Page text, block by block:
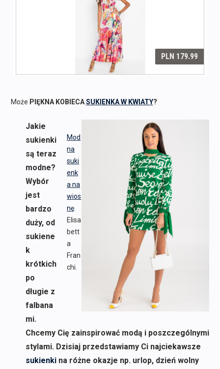
Może PIĘKNA KOBIECASUKIENKA W KWIATY?
Mod
na
suki
enk
a na
wios
nę
Elisa
bett
a
Fran
chi.
Jakie
sukienki
są teraz
modne?
Wybór
jest
bardzo
duży, od
sukiene
k
krótkich
po
długie z
falbana
mi.
Chcemy Cię zainspirować modą i poszczególnymi
stylami. Dzisiaj przedstawiamy Ci najciekawsze
sukienkina różne okazje np. urlop, dzień wolny